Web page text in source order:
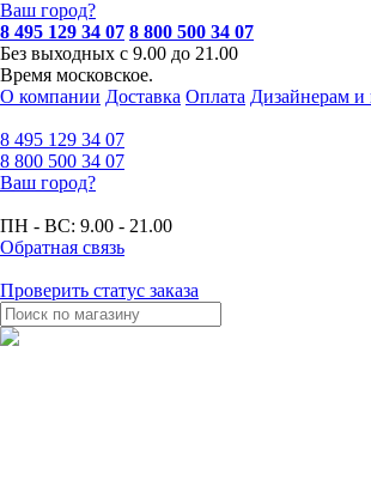
Ваш город?
8 495 129 34 07 8 800 500 34 07
Без выходных с 9.00 до 21.00
Время московское.
О компании Доставка Оплата Дизайнерам и
8 495 129 34 07
8 800 500 34 07
Ваш город?
ПН - ВС: 9.00 - 21.00
Обратная связь
Проверить статус заказа